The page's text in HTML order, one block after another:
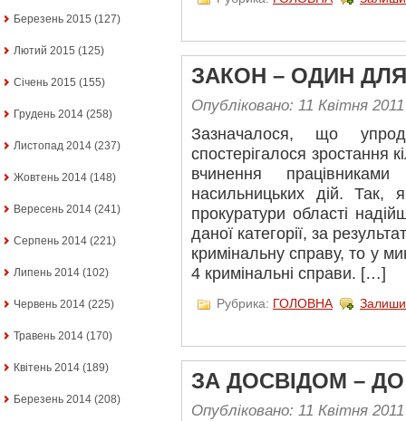
Березень 2015 (127)
Лютий 2015 (125)
Січень 2015 (155)
Грудень 2014 (258)
Листопад 2014 (237)
Жовтень 2014 (148)
Вересень 2014 (241)
Серпень 2014 (221)
Липень 2014 (102)
Червень 2014 (225)
Травень 2014 (170)
Квітень 2014 (189)
Березень 2014 (208)
ЗАКОН – ОДИН ДЛЯ
Опубліковано: 11 Квітня 2011
Зазначалося, що
спостерігалося зростання
вчинення
насильницьких дій. Так,
прокуратури області
даної категорії, за
кримінальну справу, то у
4 кримінальні справи. […]
Рубрика: ГОЛОВНА
ЗА ДОСВІДОМ –
Опубліковано: 11 Квітня 2011